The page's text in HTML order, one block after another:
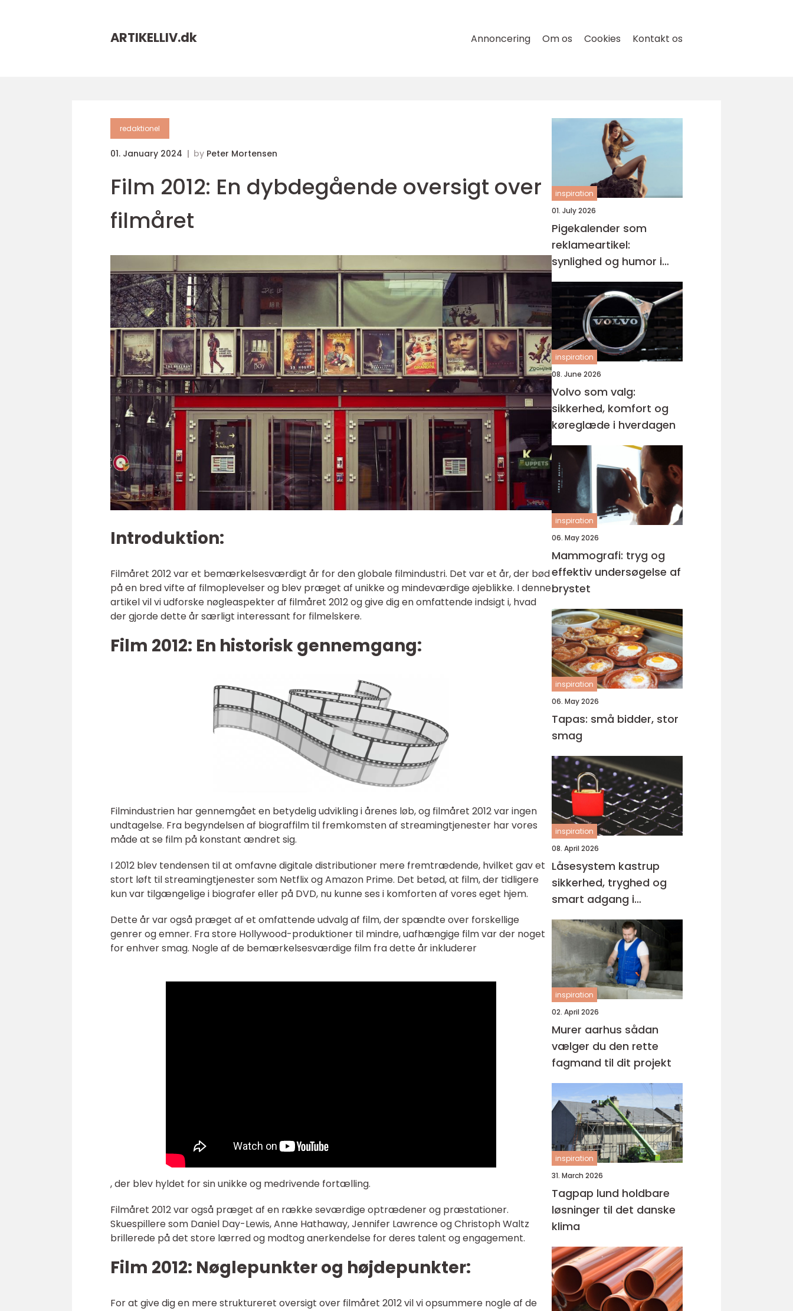
ARTIKELLIV.dk Annoncering Om os Cookies Kontakt os
redaktionel
01. January 2024 by Peter Mortensen
Film 2012: En dybdegående oversigt over
filmåret
Introduktion:
Filmåret 2012 var et bemærkelsesværdigt år for den globale filmindustri. Det var et år, der bød
på en bred vifte af filmoplevelser og blev præget af unikke og mindeværdige øjeblikke. I denne
artikel vil vi udforske nøgleaspekter af filmåret 2012 og give dig en omfattende indsigt i, hvad
der gjorde dette år særligt interessant for filmelskere.
Film 2012: En historisk gennemgang:
Filmindustrien har gennemgået en betydelig udvikling i årenes løb, og filmåret 2012 var ingen
undtagelse. Fra begyndelsen af biograffilm til fremkomsten af streamingtjenester har vores
måde at se film på konstant ændret sig.
I 2012 blev tendensen til at omfavne digitale distributioner mere fremtrædende, hvilket gav et
stort løft til streamingtjenester som Netflix og Amazon Prime. Det betød, at film, der tidligere
kun var tilgængelige i biografer eller på DVD, nu kunne ses i komforten af vores eget hjem.
Dette år var også præget af et omfattende udvalg af film, der spændte over forskellige
genrer og emner. Fra store Hollywood-produktioner til mindre, uafhængige film var der noget
for enhver smag. Nogle af de bemærkelsesværdige film fra dette år inkluderer
, der blev hyldet for sin unikke og medrivende fortælling.
Filmåret 2012 var også præget af en række seværdige optrædener og præstationer.
Skuespillere som Daniel Day-Lewis, Anne Hathaway, Jennifer Lawrence og Christoph Waltz
brillerede på det store lærred og modtog anerkendelse for deres talent og engagement.
Film 2012: Nøglepunkter og højdepunkter:
For at give dig en mere struktureret oversigt over filmåret 2012 vil vi opsummere nogle af de
inspiration
01. July 2026
Pigekalender som
reklameartikel:
synlighed og humor i
samme produkt
inspiration
08. June 2026
Volvo som valg:
sikkerhed, komfort og
køreglæde i hverdagen
inspiration
06. May 2026
Mammografi: tryg og
effektiv undersøgelse af
brystet
inspiration
06. May 2026
Tapas: små bidder, stor
smag
inspiration
08. April 2026
Låsesystem kastrup
sikkerhed, tryghed og
smart adgang i
hverdagen
inspiration
02. April 2026
Murer aarhus sådan
vælger du den rette
fagmand til dit projekt
inspiration
31. March 2026
Tagpap lund holdbare
løsninger til det danske
klima